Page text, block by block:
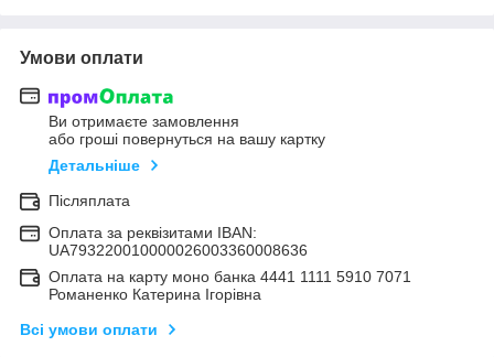
Умови оплати
Ви отримаєте замовлення
або гроші повернуться на вашу картку
Детальніше
Післяплата
Оплата за реквізитами IBAN:
UA793220010000026003360008636
Оплата на карту моно банка 4441 1111 5910 7071
Романенко Катерина Ігорівна
Всі умови оплати